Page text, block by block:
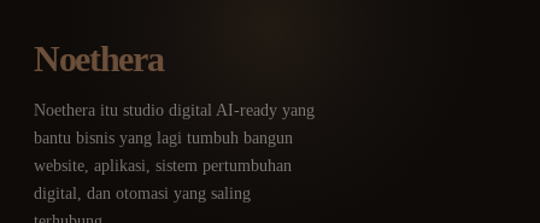
Noethera
Noethera itu studio digital AI-ready yang
bantu bisnis yang lagi tumbuh bangun
website, aplikasi, sistem pertumbuhan
digital, dan otomasi yang saling